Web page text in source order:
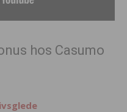
hos Casumo